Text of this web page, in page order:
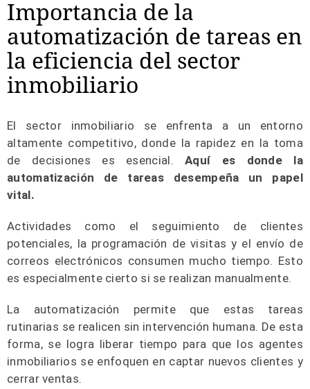
Importancia de la
automatización de tareas en
la eficiencia del sector
inmobiliario
El sector inmobiliario se enfrenta a un entorno
altamente competitivo, donde la rapidez en la toma
de decisiones es esencial.Aquí es donde la
automatización de tareas desempeña un papel
vital.
Actividades como el seguimiento de clientes
potenciales, la programación de visitas y el envío de
correos electrónicos consumen mucho tiempo. Esto
es especialmente cierto si se realizan manualmente.
La automatización permite que estas tareas
rutinarias se realicen sin intervención humana. De esta
forma, se logra liberar tiempo para que los agentes
inmobiliarios se enfoquen en captar nuevos clientes y
cerrar ventas.